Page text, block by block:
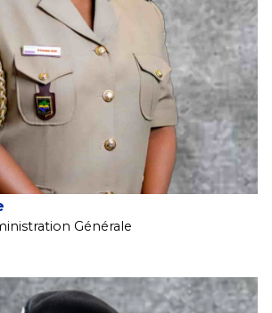
Générale